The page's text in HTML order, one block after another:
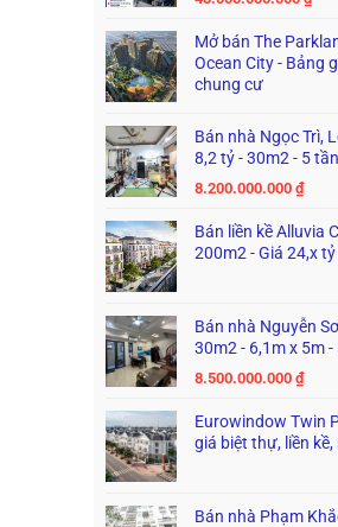
Mở bán The
Ocean City - Bảng
chung cư
Bán nhà Ngọc Trì,
8,2 tỷ - 30m2 - 5
8.200.000.000₫
Bán liền kề Alluvia
200m2 - Giá 24,x tỷ
Bán nhà Nguyễn
30m2 - 6,1m x 5m -
8.500.000.000₫
Eurowindow Twin
giá biệt thự, liền
Bán nhà Phạm